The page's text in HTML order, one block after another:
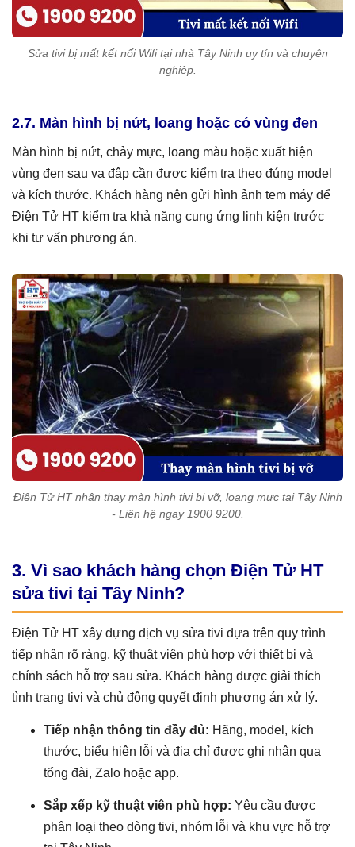
Sửa tivi bị mất kết nối Wifi tại nhà Tây Ninh uy tín và chuyên
nghiệp.
2.7. Màn hình bị nứt, loang hoặc có vùng đen
Màn hình bị nứt, chảy mực, loang màu hoặc xuất hiện
vùng đen sau va đập cần được kiểm tra theo đúng model
và kích thước. Khách hàng nên gửi hình ảnh tem máy để
Điện Tử HT kiểm tra khả năng cung ứng linh kiện trước
khi tư vấn phương án.
Điện Tử HT nhận thay màn hình tivi bị vỡ, loang mực tại Tây Ninh
- Liên hệ ngay 1900 9200.
3. Vì sao khách hàng chọn Điện Tử HT
sửa tivi tại Tây Ninh?
Điện Tử HT xây dựng dịch vụ sửa tivi dựa trên quy trình
tiếp nhận rõ ràng, kỹ thuật viên phù hợp với thiết bị và
chính sách hỗ trợ sau sửa. Khách hàng được giải thích
tình trạng tivi và chủ động quyết định phương án xử lý.
Tiếp nhận thông tin đầy đủ: Hãng, model, kích
thước, biểu hiện lỗi và địa chỉ được ghi nhận qua
tổng đài, Zalo hoặc app.
Sắp xếp kỹ thuật viên phù hợp: Yêu cầu được
phân loại theo dòng tivi, nhóm lỗi và khu vực hỗ trợ